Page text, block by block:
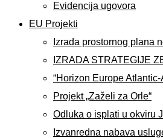
Evidencija ugovora
EU Projekti
Izrada prostornog plana
IZRADA STRATEGIJE
“Horizon Europe
Projekt „Zaželi za Orle“
Odluka o isplati u okviru
Izvanredna nabava